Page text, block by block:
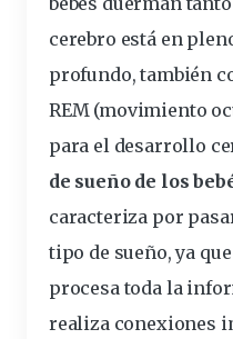
cerebro está en
profundo, también
REM (movimiento
para el desarrollo
de sueño de los
caracteriza por
tipo de sueño, ya
procesa toda la
realiza conexiones